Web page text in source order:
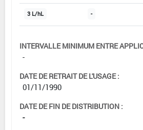
3 L/hL -
INTERVALLE MINIMUM ENTRE
-
DATE DE RETRAIT DE L'USAGE :
01/11/1990
DATE DE FIN DE DISTRIBUTION :
-